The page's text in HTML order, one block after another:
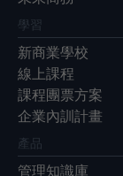
學習
新商業學校
線上課程
課程團票方案
企業內訓計畫
產品
管理知識庫